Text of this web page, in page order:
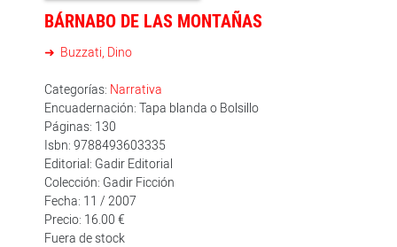
BÁRNABO DE LAS MONTAÑAS
Buzzati, Dino
Categorías: Narrativa
Encuadernación: Tapa blanda o Bolsillo
Páginas: 130
Isbn: 9788493603335
Editorial: Gadir Editorial
Colección: Gadir Ficción
Fecha: 11 / 2007
Precio: 16.00 €
Fuera de stock